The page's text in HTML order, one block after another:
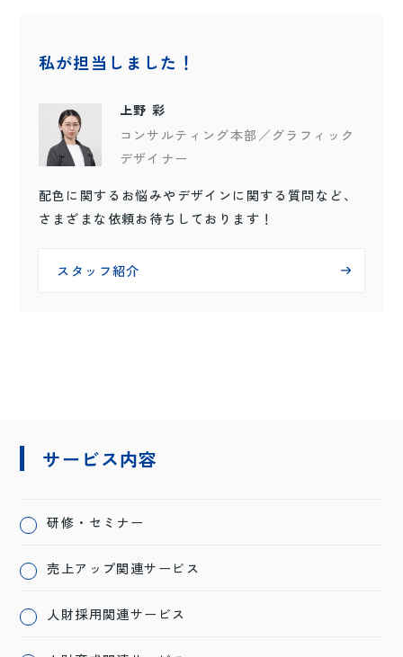
私が担当しました！
上野 彩
コンサルティング本部／グラフィック
デザイナー
スタッフ紹介
配色に関するお悩みやデザインに関する質問など、
さまざまな依頼お待ちしております！
サービス内容
研修・セミナー
売上アップ関連サービス
人財採用関連サービス